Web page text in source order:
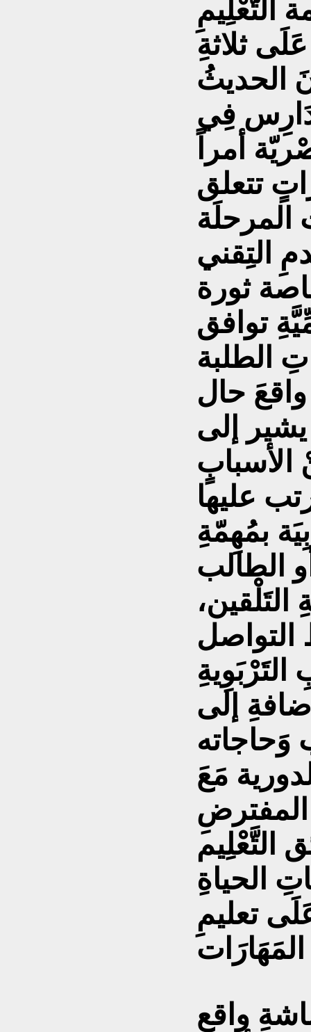
التَّعْلِيمِ
ثلاثةِ
الحديثُ
فِي
أمراً
تتعلق
المرحلَة
التِقني
ثورة
توافق
الطلبة
واقعَ حال
إلى
عليها
بمُهِمّةِ
الطالب
إلى
مَعَ
المفترضِ
التَّعْلِيم
الحياةِ
تعليمِ
واقع